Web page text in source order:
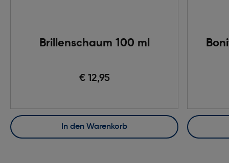
Brillenschaum 100 ml
€ 12,95
In den Warenkorb